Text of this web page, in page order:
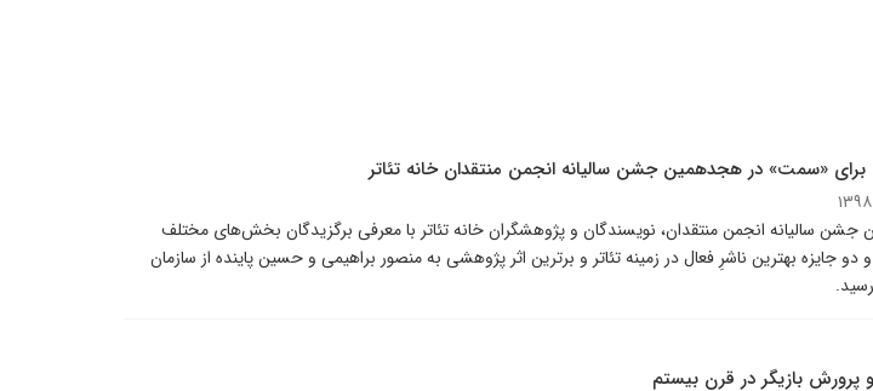
برای «سمت» در هجدهمین جشن سالیانه انجمن منتقدان خانه تئاتر
سالیانه انجمن منتقدان، نویسندگان و پژوهشگران خانه تئاتر با معرفی برگزیدگان بخش‌های مختلف
و دو جایزه بهترین ناشرِ فعال در زمینه تئاتر و برترین اثر پژوهشی به منصور براهیمی و حسین پاینده از سازمان
بازیگر در قرن بیستم